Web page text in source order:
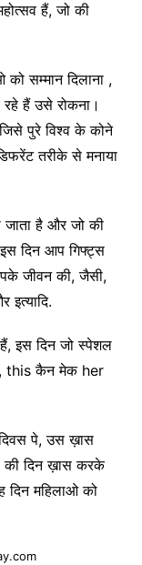
हैं, जो की
सम्मान दिलाना ,
हैं उसे रोकना।
पुरे विश्व के कोने
तरीके से मनाया
जाता है और जो की
दिन आप गिफ्ट्स
जीवन की, जैसी,
इत्यादि.
हैं, इस दिन जो स्पेशल
this कैन मेक her
पे, उस ख़ास
की दिन ख़ास करके
दिन महिलाओ को